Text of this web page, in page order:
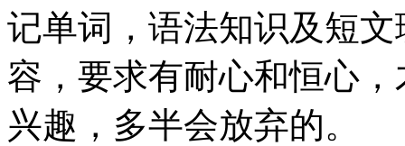
记单词，语法知识及短
容，要求有耐心和恒心
兴趣，多半会放弃的。